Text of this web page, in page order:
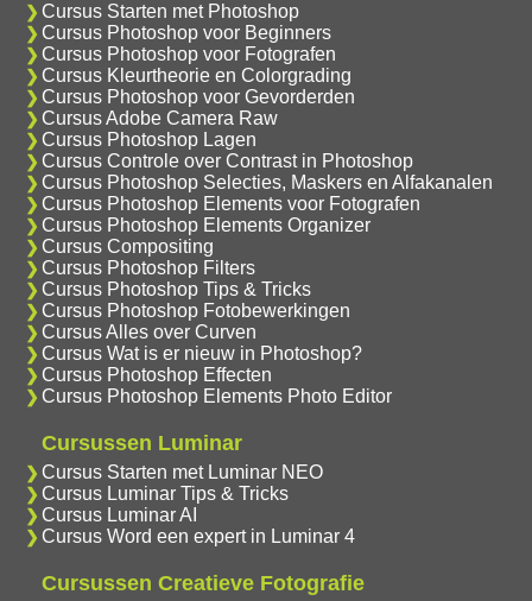
Cursus Starten met Photoshop
Cursus Photoshop voor Beginners
Cursus Photoshop voor Fotografen
Cursus Kleurtheorie en Colorgrading
Cursus Photoshop voor Gevorderden
Cursus Adobe Camera Raw
Cursus Photoshop Lagen
Cursus Controle over Contrast in Photoshop
Cursus Photoshop Selecties, Maskers en Alfakanalen
Cursus Photoshop Elements voor Fotografen
Cursus Photoshop Elements Organizer
Cursus Compositing
Cursus Photoshop Filters
Cursus Photoshop Tips & Tricks
Cursus Photoshop Fotobewerkingen
Cursus Alles over Curven
Cursus Wat is er nieuw in Photoshop?
Cursus Photoshop Effecten
Cursus Photoshop Elements Photo Editor
Cursussen Luminar
Cursus Starten met Luminar NEO
Cursus Luminar Tips & Tricks
Cursus Luminar AI
Cursus Word een expert in Luminar 4
Cursussen Creatieve Fotografie